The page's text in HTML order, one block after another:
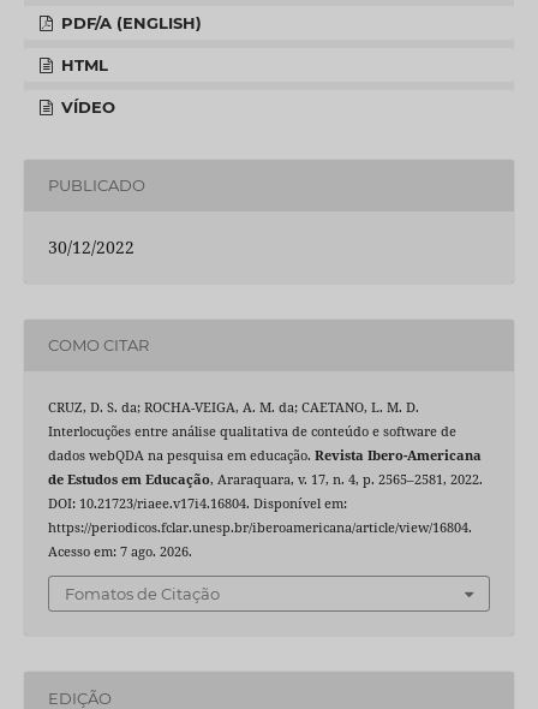
PDF/A (ENGLISH)
HTML
VÍDEO
PUBLICADO
30/12/2022
COMO CITAR
CRUZ, D. S. da; ROCHA-VEIGA, A. M. da; CAETANO, L. M. D.
Interlocuções entre análise qualitativa de conteúdo e software de
dados webQDA na pesquisa em educação. Revista Ibero-Americana
de Estudos em Educação, Araraquara, v. 17, n. 4, p. 2565–2581, 2022.
DOI: 10.21723/riaee.v17i4.16804. Disponível em:
https://periodicos.fclar.unesp.br/iberoamericana/article/view/16804.
Acesso em: 7 ago. 2026.
Fomatos de Citação
EDIÇÃO